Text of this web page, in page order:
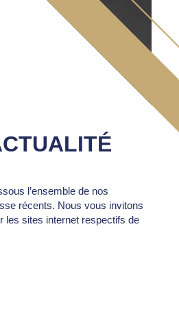
l’ensemble de nos
récents. Nous vous invitons
les sites internet respectifs de